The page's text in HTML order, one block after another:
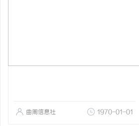
曲周信息社 1970-01-01